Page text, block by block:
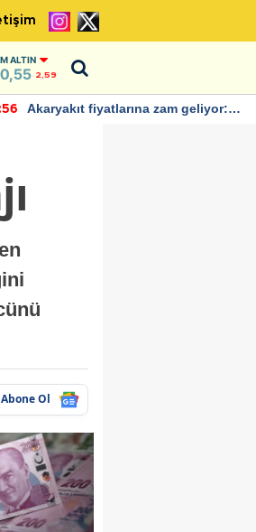
ALTIN
2,59
Akaryakıt fiyatlarına zam geliyor:
Abone Ol